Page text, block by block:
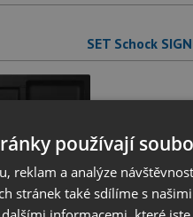
SET Schock
+
používají
reklam a analýze
stránek také sdílíme s